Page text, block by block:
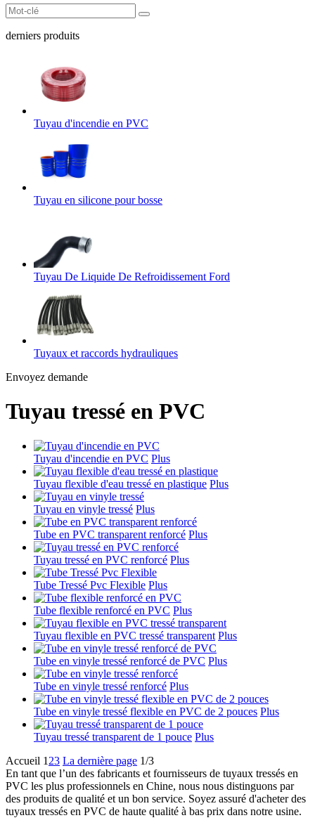
derniers produits
Tuyau d'incendie en PVC
Tuyau en silicone pour bosse
Tuyau De Liquide De Refroidissement Ford
Tuyaux et raccords hydrauliques
Envoyez demande
Tuyau tressé en PVC
Tuyau d'incendie en PVC Plus
Tuyau flexible d'eau tressé en plastique Plus
Tuyau en vinyle tressé Plus
Tube en PVC transparent renforcé Plus
Tuyau tressé en PVC renforcé Plus
Tube Tressé Pvc Flexible Plus
Tube flexible renforcé en PVC Plus
Tuyau flexible en PVC tressé transparent Plus
Tube en vinyle tressé renforcé de PVC Plus
Tube en vinyle tressé renforcé Plus
Tube en vinyle tressé flexible en PVC de 2 pouces Plus
Tuyau tressé transparent de 1 pouce Plus
Accueil 1 23 La dernière page 1/3
En tant que l’un des fabricants et fournisseurs de tuyaux tressés en
PVC les plus professionnels en Chine, nous nous distinguons par
des produits de qualité et un bon service. Soyez assuré d'acheter des
tuyaux tressés en PVC de haute qualité à bas prix dans notre usine.